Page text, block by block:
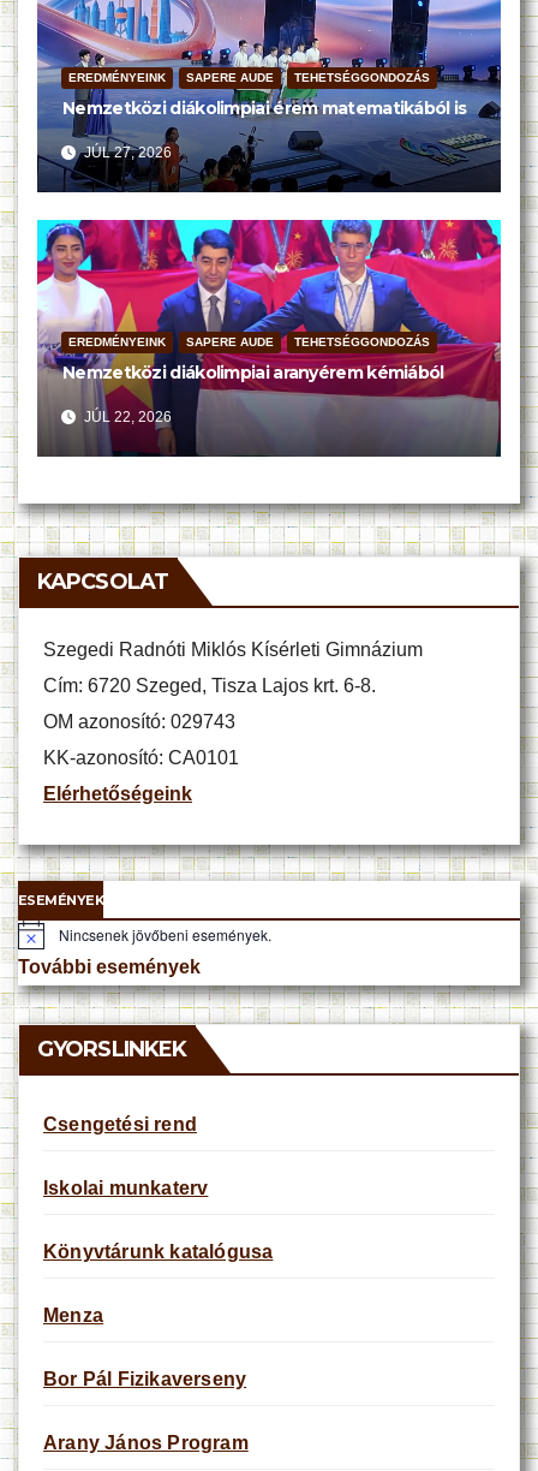
EREDMÉNYEINK SAPERE AUDE TEHETSÉGGONDOZÁS
Nemzetközi diákolimpiai érem matematikából is
JÚL 27, 2026
EREDMÉNYEINK SAPERE AUDE TEHETSÉGGONDOZÁS
Nemzetközi diákolimpiai aranyérem kémiából
JÚL 22, 2026
KAPCSOLAT
Szegedi Radnóti Miklós Kísérleti Gimnázium
Cím: 6720 Szeged, Tisza Lajos krt. 6-8.
OM azonosító: 029743
KK-azonosító: CA0101
Elérhetőségeink
ESEMÉNYEK
N
o
t
i
c
e
Nincsenek jövőbeni események.
További események
GYORSLINKEK
Csengetési rend
Iskolai munkaterv
Könyvtárunk katalógusa
Menza
Bor Pál Fizikaverseny
Arany János Program